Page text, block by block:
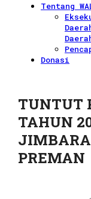
Tentang
Donasi
TUNTUT
TAHUN
PREMAN